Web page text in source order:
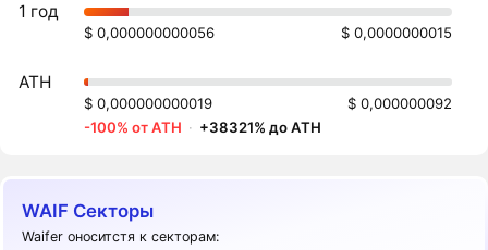
1 год
$ 0,000000000056 $ 0,0000000015
ATH
$ 0,000000000019
$ 0,000000092
-100% от ATH · +38321% до ATH
WAIF Секторы
Waifer оноситстя к секторам: